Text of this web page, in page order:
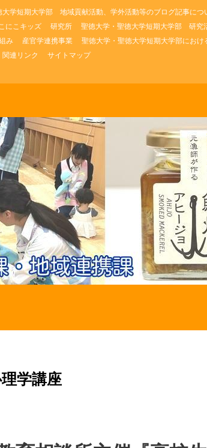
大学短期大学部 地域貢献活動、学外活動等のブログ記事につ
にこキッズ 研究所
聖徳大学・聖徳大学短期大学部 研究
み
産官学連携事業
聖徳大学・聖徳大学短期大学部にお
関連リンク サイトマップ
学講座